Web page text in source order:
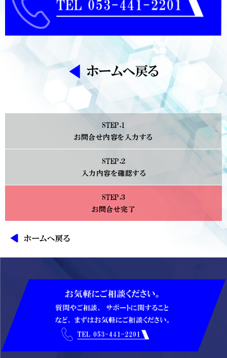
ホームへ戻る
STEP.1
お問合せ内容を入力する
STEP.２
入力内容を確認する
STEP.３
お問合せ完了
ホームへ戻る